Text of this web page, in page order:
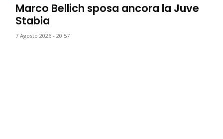
Marco Bellich sposa ancora la Juve
Stabia
7 Agosto 2026 - 20:57